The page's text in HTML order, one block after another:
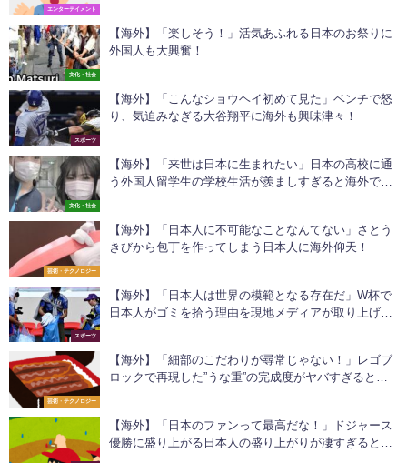
エンターテイメント
文化・社会
【海外】「楽しそう！」活気あふれる日本のお祭りに
外国人も大興奮！
スポーツ
【海外】「こんなショウヘイ初めて見た」ベンチで怒
り、気迫みなぎる大谷翔平に海外も興味津々！
文化・社会
【海外】「来世は日本に生まれたい」日本の高校に通
う外国人留学生の学校生活が羨ましすぎると海外で話
芸術・テクノロジー
【海外】「日本人に不可能なことなんてない」さとう
きびから包丁を作ってしまう日本人に海外仰天！
スポーツ
【海外】「日本人は世界の模範となる存在だ」W杯で
日本人がゴミを拾う理由を現地メディアが取り上げ大
芸術・テクノロジー
【海外】「細部のこだわりが尋常じゃない！」レゴブ
ロックで再現した”うな重”の完成度がヤバすぎると海
【海外】「日本のファンって最高だな！」ドジャース
優勝に盛り上がる日本人の盛り上がりが凄すぎると話